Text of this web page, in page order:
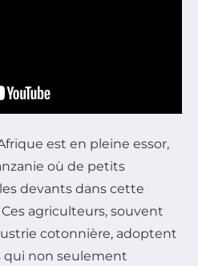
est en pleine essor,
où de petits
devants dans cette
agriculteurs, souvent
cotonnière, adoptent
qui non seulement